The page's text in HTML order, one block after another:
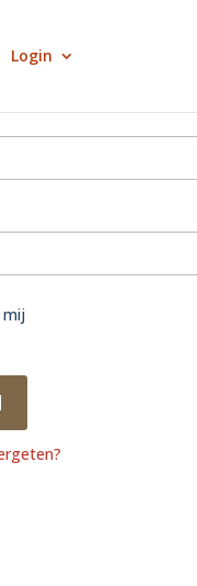
Login
mij